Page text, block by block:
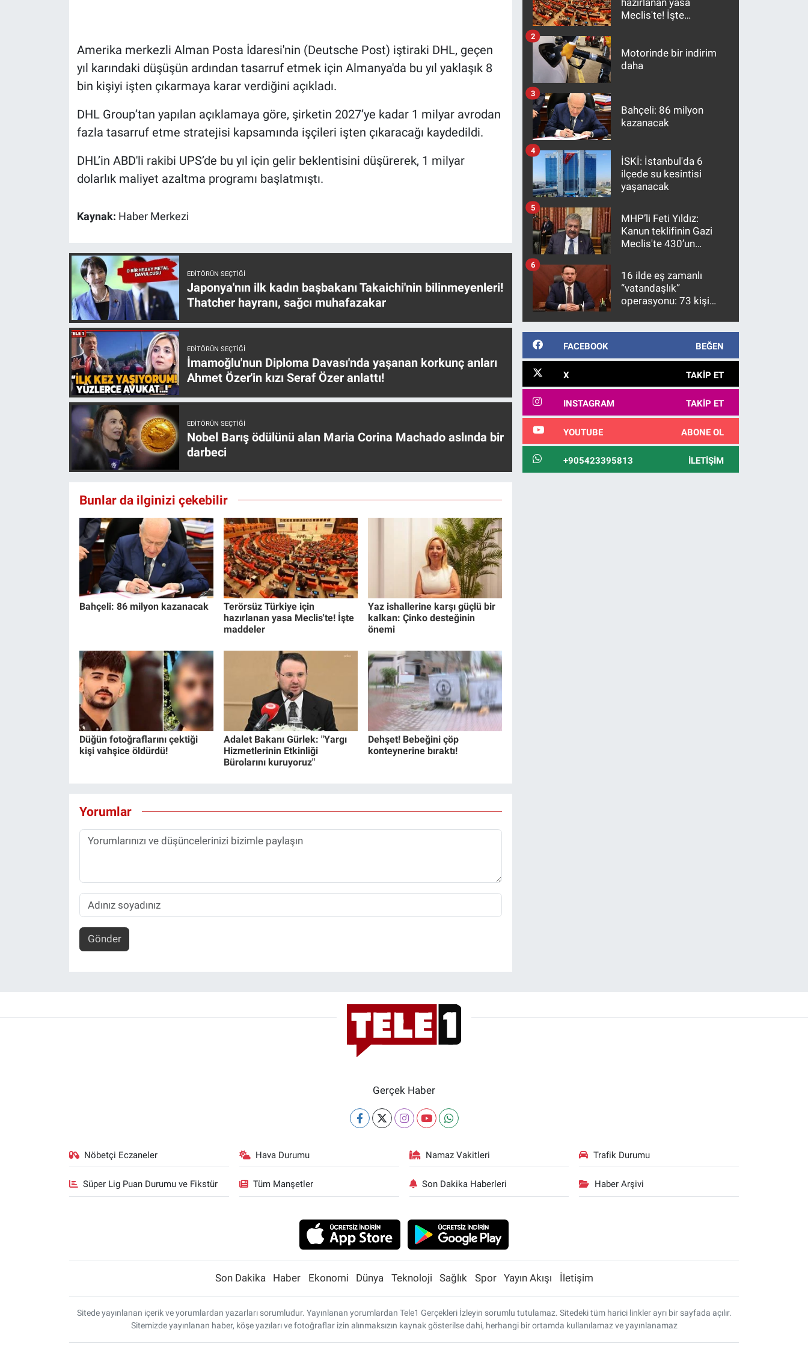
Amerika merkezli Alman Posta İdaresi'nin (Deutsche Post) iştiraki DHL, geçen
yıl karındaki düşüşün ardından tasarruf etmek için Almanya'da bu yıl yaklaşık 8
bin kişiyi işten çıkarmaya karar verdiğini açıkladı.
DHL Group’tan yapılan açıklamaya göre, şirketin 2027’ye kadar 1 milyar avrodan
fazla tasarruf etme stratejisi kapsamında işçileri işten çıkaracağı kaydedildi.
DHL’in ABD'li rakibi UPS’de bu yıl için gelir beklentisini düşürerek, 1 milyar
dolarlık maliyet azaltma programı başlatmıştı.
Kaynak: Haber Merkezi
EDITÖRÜN SEÇTIĞI
Japonya'nın ilk kadın başbakanı Takaichi'nin bilinmeyenleri!
Thatcher hayranı, sağcı muhafazakar
EDITÖRÜN SEÇTIĞI
İmamoğlu'nun Diploma Davası'nda yaşanan korkunç anları
Ahmet Özer'in kızı Seraf Özer anlattı!
EDITÖRÜN SEÇTIĞI
Nobel Barış ödülünü alan Maria Corina Machado aslında bir
darbeci
Bunlar da ilginizi çekebilir
Bahçeli: 86 milyon kazanacak
Terörsüz Türkiye için
hazırlanan yasa Meclis'te! İşte
maddeler
Yaz ishallerine karşı güçlü bir
kalkan: Çinko desteğinin
önemi
Düğün fotoğraflarını çektiği
kişi vahşice öldürdü!
Adalet Bakanı Gürlek: "Yargı
Hizmetlerinin Etkinliği
Bürolarını kuruyoruz"
Dehşet! Bebeğini çöp
konteynerine bıraktı!
Yorumlar
Gönder
Meclis'te! İşte
Motorinde bir indirim
daha
2
Bahçeli: 86 milyon
kazanacak
3
İSKİ: İstanbul'da 6
ilçede su kesintisi
yaşanacak
4
MHP’li Feti Yıldız:
Kanun teklifinin Gazi
Meclis'te 430’un
kanunlaşacağı
görülmektedir
5
16 ilde eş zamanlı
“vatandaşlık”
operasyonu: 73 kişi
6
FACEBOOK BEĞEN
X TAKIP ET
INSTAGRAM TAKIP ET
YOUTUBE ABONE OL
+905423395813 İLETIŞIM
Gerçek Haber
Nöbetçi Eczaneler Hava Durumu Namaz Vakitleri Trafik Durumu
Süper Lig Puan Durumu ve Fikstür Tüm Manşetler Son Dakika Haberleri Haber Arşivi
Son Dakika Haber Ekonomi Dünya Teknoloji Sağlık Spor Yayın Akışı İletişim
Sitede yayınlanan içerik ve yorumlardan yazarları sorumludur. Yayınlanan yorumlardan Tele1 Gerçekleri İzleyin sorumlu tutulamaz. Sitedeki tüm harici linkler ayrı bir sayfada açılır.
Sitemizde yayınlanan haber, köşe yazıları ve fotoğraflar izin alınmaksızın kaynak gösterilse dahi, herhangi bir ortamda kullanılamaz ve yayınlanamaz
Koronavirüs
Kültür Sanat
Programlar
Teknoloji
Türkiye'nin Geleceği
Yerel Gündem
Yerel Yaşam